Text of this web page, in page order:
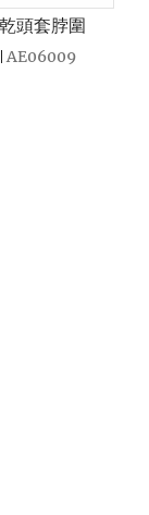
頭套脖圍
AE06009